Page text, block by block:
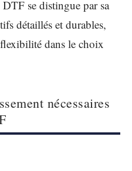
se distingue par sa
détaillés et durables,
dans le choix
nécessaires